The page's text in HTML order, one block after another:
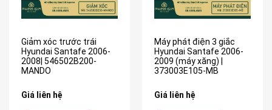
Giảm xóc trước trái
Hyundai Santafe 2006-
2008| 546502B200-
MANDO
Giá liên hệ
Máy phát điện 3 giắc
Hyundai Santafe 2006-
2009 (máy xăng) |
373003E105-MB
Giá liên hệ